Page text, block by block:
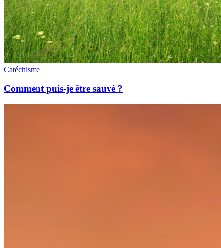
Catéchisme
Comment puis-je être sauvé ?